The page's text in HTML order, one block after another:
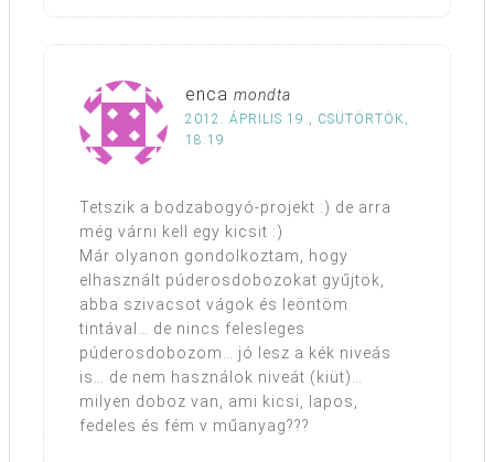
enca mondta
2012. ÁPRILIS 19., CSÜTÖRTÖK,
18:19
Tetszik a bodzabogyó-projekt :) de arra
még várni kell egy kicsit :)
Már olyanon gondolkoztam, hogy
elhasznált púderosdobozokat gyűjtök,
abba szivacsot vágok és leöntöm
tintával… de nincs felesleges
púderosdobozom… jó lesz a kék niveás
is… de nem használok niveát (kiüt)…
milyen doboz van, ami kicsi, lapos,
fedeles és fém v műanyag???